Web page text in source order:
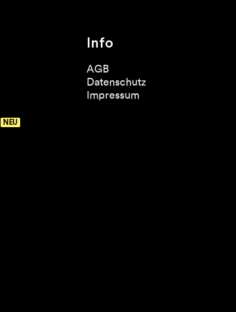
Info
AGB
Datenschutz
Impressum